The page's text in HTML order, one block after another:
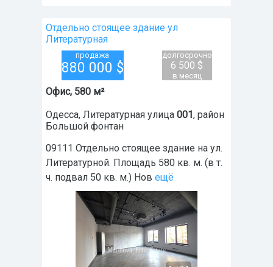
Отдельно стоящее здание ул
Литературная
продажа
880 000 $
долгосрочно
6 500 $
в месяц
Офис, 580 м²
Одесса, Литературная улица 001, район
Большой фонтан
09111 Отдельно стоящее здание на ул.
Литературной. Площадь 580 кв. м. (в т.
ч. подвал 50 кв. м.) Нов ещё